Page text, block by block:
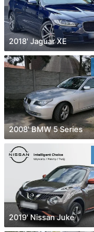
2018' Jaguar XE
2008' BMW 5 Series
2019' Nissan Juke